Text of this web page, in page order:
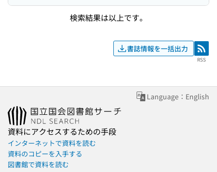
検索結果は以上です。
書誌情報を一括出力 RSS
RSS
Language：English
資料にアクセスするための手段
インターネットで資料を読む
資料のコピーを入手する
図書館で資料を読む